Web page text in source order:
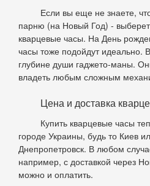
Если вы еще не знаете,
парню (на Новый Год) -
кварцевые часы. На День
часы тоже подойдут идеально.
глубине души гаджето-маны.
владеть любым сложным
Цена и доставка
Купить кварцевые часы
городе Украины, будь то Киев
Днепропетровск. В любом
например, с доставкой через
можно и оплатить.